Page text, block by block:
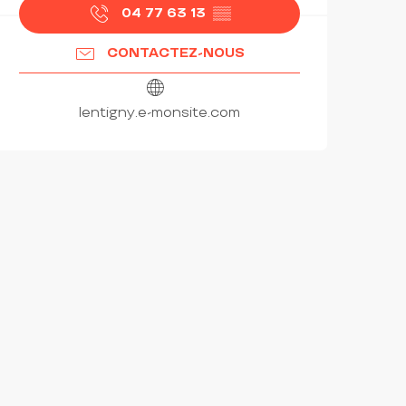
04 77 63 13 ▒▒
CONTACTEZ-NOUS
lentigny.e-monsite.com